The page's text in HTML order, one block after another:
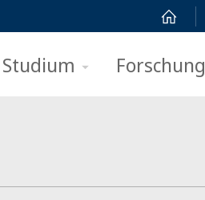
Studium Forschung